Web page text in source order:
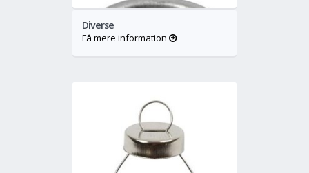
Diverse
Få mere information